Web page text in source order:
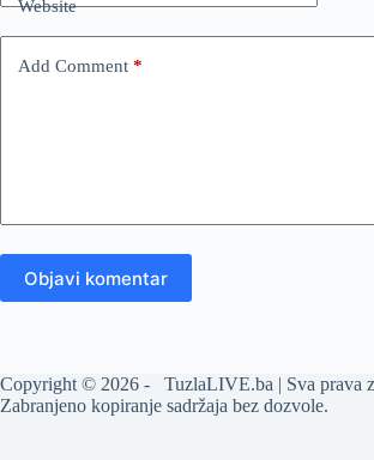
Website
Add Comment *
Objavi komentar
Copyright © 2026 - TuzlaLIVE.ba | Sva prava
Zabranjeno kopiranje sadržaja bez dozvole.